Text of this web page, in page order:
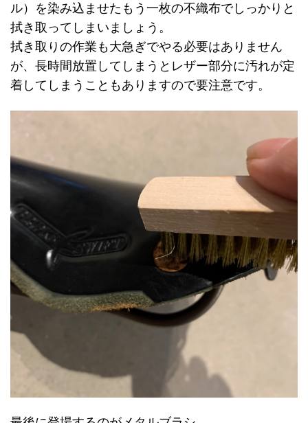
ル）を染み込ませたもう一枚の不織布でしっかりと
拭き取ってしまいましょう。
拭き取りの作業も大急ぎでやる必要はありません
が、長時間放置してしまうとレザー部分に汚れが定
着してしまうこともありますので要注意です。